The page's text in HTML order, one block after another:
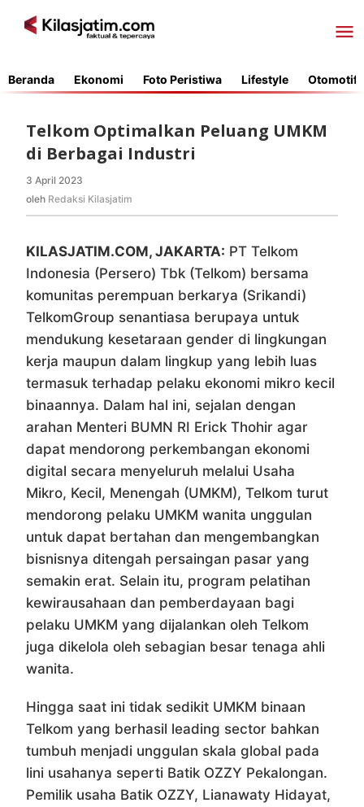
Beranda Ekonomi Foto Peristiwa Lifestyle Otomotif
Telkom Optimalkan Peluang UMKM
di Berbagai Industri
3 April 2023
Redaksi
oleh Redaksi Kilasjatim
KILASJATIM.COM, JAKARTA: PT Telkom
Indonesia (Persero) Tbk (Telkom) bersama
komunitas perempuan berkarya (Srikandi)
TelkomGroup senantiasa berupaya untuk
mendukung kesetaraan gender di lingkungan
kerja maupun dalam lingkup yang lebih luas
termasuk terhadap pelaku ekonomi mikro kecil
binaannya. Dalam hal ini, sejalan dengan
arahan Menteri BUMN RI Erick Thohir agar
dapat mendorong perkembangan ekonomi
digital secara menyeluruh melalui Usaha
Mikro, Kecil, Menengah (UMKM), Telkom turut
mendorong pelaku UMKM wanita unggulan
untuk dapat bertahan dan mengembangkan
bisnisnya ditengah persaingan pasar yang
semakin erat. Selain itu, program pelatihan
kewirausahaan dan pemberdayaan bagi
pelaku UMKM yang dijalankan oleh Telkom
juga dikelola oleh sebagian besar tenaga ahli
wanita.
Hingga saat ini tidak sedikit UMKM binaan
Telkom yang berhasil leading sector bahkan
tumbuh menjadi unggulan skala global pada
lini usahanya seperti Batik OZZY Pekalongan.
Pemilik usaha Batik OZZY, Lianawaty Hidayat,